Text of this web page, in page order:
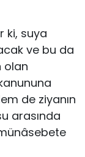
ki, suya
ve bu da
olan
de ziyanın
arasında